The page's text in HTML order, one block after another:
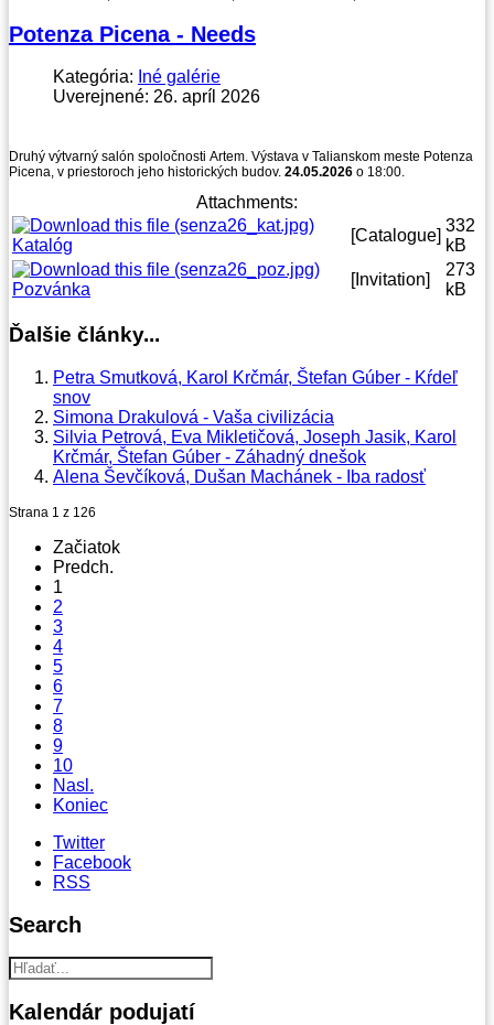
Potenza Picena - Needs
Kategória: Iné galérie
Uverejnené: 26. apríl 2026
Druhý výtvarný salón spoločnosti Artem. Výstava v Talianskom meste Potenza
Picena, v priestoroch jeho historických budov. 24.05.2026 o 18:00.
Attachments:
Katalóg
[Catalogue]
332
kB
Pozvánka
[Invitation]
273
kB
Ďalšie články...
Petra Smutková, Karol Krčmár, Štefan Gúber - Kŕdeľ
snov
Simona Drakulová - Vaša civilizácia
Silvia Petrová, Eva Mikletičová, Joseph Jasik, Karol
Krčmár, Štefan Gúber - Záhadný dnešok
Alena Ševčíková, Dušan Machánek - Iba radosť
Strana 1 z 126
Začiatok
Predch.
1
2
3
4
5
6
7
8
9
10
Nasl.
Koniec
Twitter
Facebook
RSS
Search
Kalendár podujatí